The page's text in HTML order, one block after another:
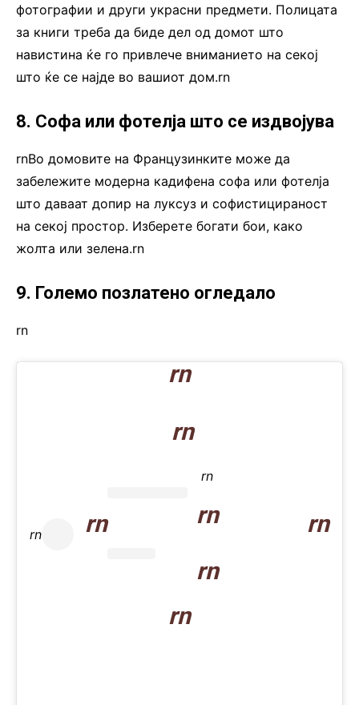
фотографии и други украсни предмети. Полицата
за книги треба да биде дел од домот што
навистина ќе го привлече вниманието на секој
што ќе се најде во вашиот дом.rn
8. Софа или фотелја што се издвојува
rnВо домовите на Французинките може да
забележите модерна кадифена софа или фотелја
што даваат допир на луксуз и софистицираност
на секој простор. Изберете богати бои, како
жолта или зелена.rn
9. Големо позлатено огледало
rn
rn
rn
rn rn
rn
rn
rn
rn
rn